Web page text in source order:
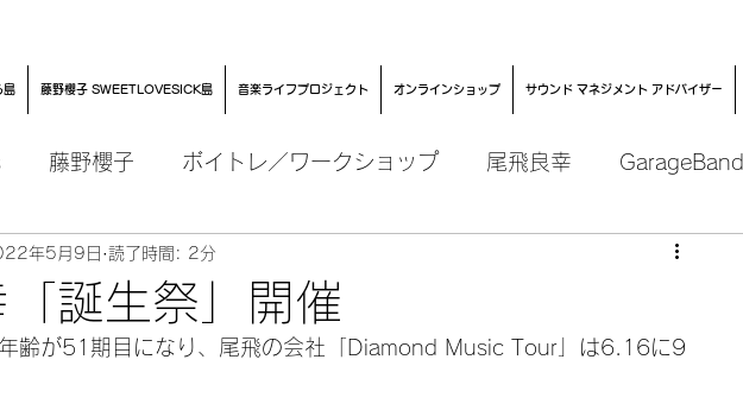
島 藤野櫻子 SWEETLOVESICK島 音楽ライフプロジェクト オンラインショップ サウンド マネジメント アドバイザー
藤野櫻子 ボイトレ／ワークショップ 尾飛良幸 GarageBand
誕生祭」開催
年5月9日 読了時間: 2分
齢が51期目になり、尾飛の会社「Diamond Music Tour」は6.16に9